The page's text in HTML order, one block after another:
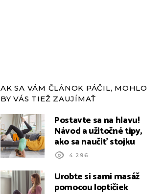
AK SA VÁM ČLÁNOK PÁČIL, MOHLO
BY VÁS TIEŽ ZAUJÍMAŤ
Postavte sa na hlavu!
Návod a užitočné tipy,
ako sa naučiť stojku
4 296
Urobte si sami masáž
pomocou loptičiek